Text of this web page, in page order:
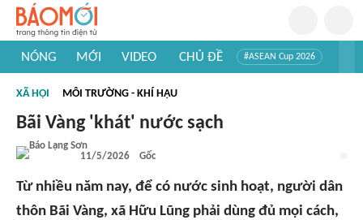
NÓNG MỚI VIDEO CHỦ ĐỀ #ASEAN Cup 2026
#Khám phá Việt Nam
#Khám phá thế giới
XÃ HỘI MÔI TRƯỜNG - KHÍ HẬU
Bãi Vàng 'khát' nước sạch
11/5/2026 Gốc
Từ nhiều năm nay, để có nước sinh hoạt, người dân
thôn Bãi Vàng, xã Hữu Lũng phải dùng đủ mọi cách,